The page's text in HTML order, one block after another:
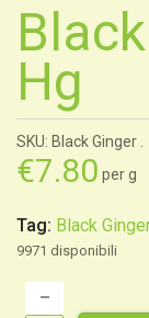
Hg
SKU: Black Ginger .
€7.80 per g
Tag: Black
9971 disponibili